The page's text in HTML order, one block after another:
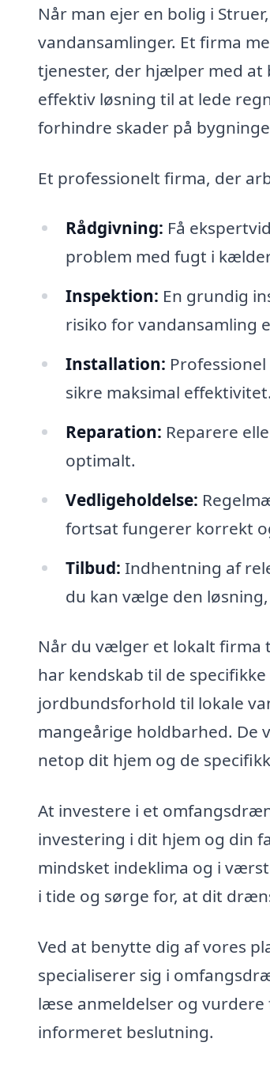
Når man ejer en bolig i
vandansamlinger. Et firma
tjenester, der hjælper med
effektiv løsning til at lede
forhindre skader på
Et professionelt firma, der
Rådgivning: Få
problem med fugt i
Inspektion: En grundig
risiko for vandansamling
Installation:
sikre maksimal effektivitet.
Reparation: Reparere
optimalt.
Vedligeholdelse:
fortsat fungerer korrekt
Tilbud: Indhentning af
du kan vælge den
Når du vælger et lokalt firma
har kendskab til de
jordbundsforhold til lokale
mangeårige holdbarhed. De
netop dit hjem og de
At investere i et
investering i dit hjem og din
mindsket indeklima og i
i tide og sørge for, at dit
Ved at benytte dig af vores
specialiserer sig i
læse anmeldelser og
informeret beslutning.